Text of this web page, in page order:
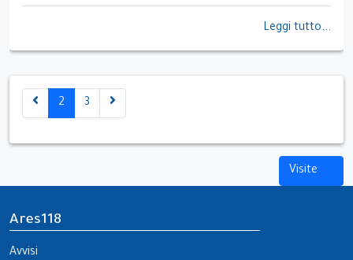
Leggi tutto...
2 3
Visite
Ares118
Avvisi